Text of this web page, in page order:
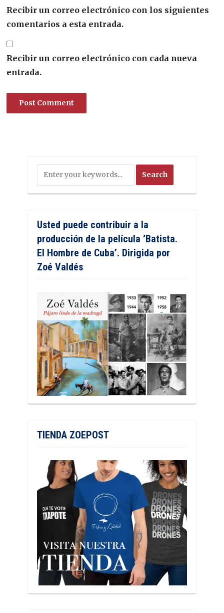
Recibir un correo electrónico con los siguientes
comentarios a esta entrada.
Recibir un correo electrónico con cada nueva
entrada.
Usted puede contribuir a la
producción de la película ‘Batista.
El Hombre de Cuba’. Dirigida por
Zoé Valdés
TIENDA ZOEPOST